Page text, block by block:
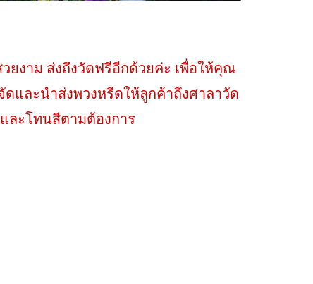
ยงาม ส่งถึงวัดฟรีอีกด้วยค่ะ เพื่อให้คุณ
และนำส่งพวงหรีดให้ลูกค้าถึงศาลาวัด
ละโทนสีตามต้องการ